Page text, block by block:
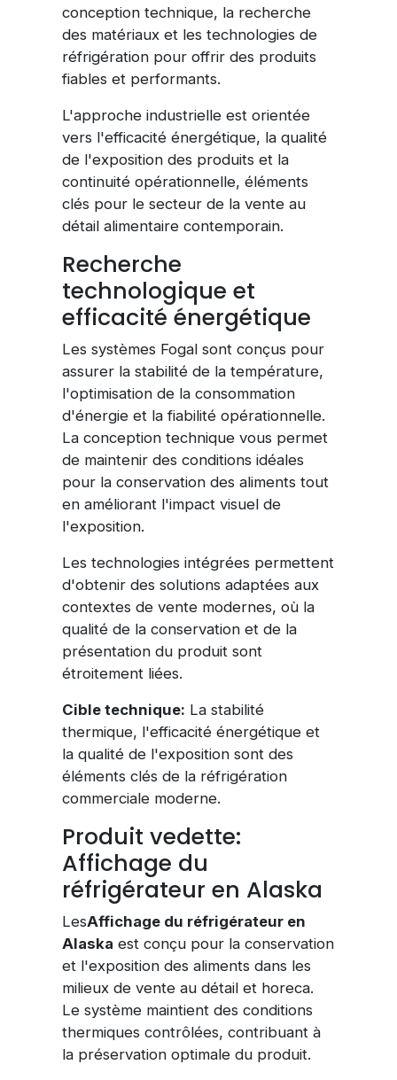
conception technique, la recherche
des matériaux et les technologies de
réfrigération pour offrir des produits
fiables et performants.
L'approche industrielle est orientée
vers l'efficacité énergétique, la qualité
de l'exposition des produits et la
continuité opérationnelle, éléments
clés pour le secteur de la vente au
détail alimentaire contemporain.
Recherche
technologique et
efficacité énergétique
Les systèmes Fogal sont conçus pour
assurer la stabilité de la température,
l'optimisation de la consommation
d'énergie et la fiabilité opérationnelle.
La conception technique vous permet
de maintenir des conditions idéales
pour la conservation des aliments tout
en améliorant l'impact visuel de
l'exposition.
Les technologies intégrées permettent
d'obtenir des solutions adaptées aux
contextes de vente modernes, où la
qualité de la conservation et de la
présentation du produit sont
étroitement liées.
Cible technique: La stabilité
thermique, l'efficacité énergétique et
la qualité de l'exposition sont des
éléments clés de la réfrigération
commerciale moderne.
Produit vedette:
Affichage du
réfrigérateur en Alaska
LesAffichage du réfrigérateur en
Alaska est conçu pour la conservation
et l'exposition des aliments dans les
milieux de vente au détail et horeca.
Le système maintient des conditions
thermiques contrôlées, contribuant à
la préservation optimale du produit.